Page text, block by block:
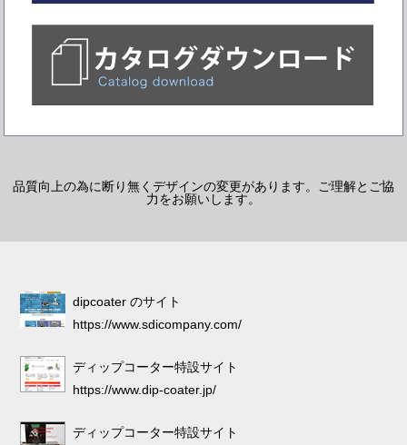
品質向上の為に断り無くデザインの変更があります。ご理解とご協
力をお願いします。
dipcoater のサイト
https://www.sdicompany.com/
ディップコーター特設サイト
https://www.dip-coater.jp/
ディップコーター特設サイト